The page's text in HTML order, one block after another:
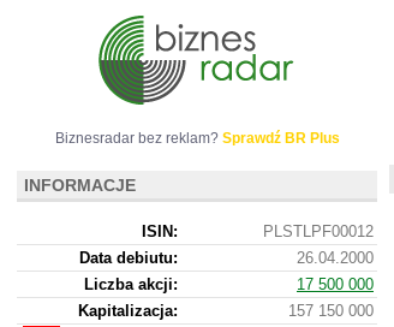
Biznesradar bez reklam? Sprawdź BR Plus
INFORMACJE
ISIN:
PLSTLPF00012
Data debiutu:
26.04.2000
Liczba akcji:
17 500 000
Kapitalizacja:
157 150 000